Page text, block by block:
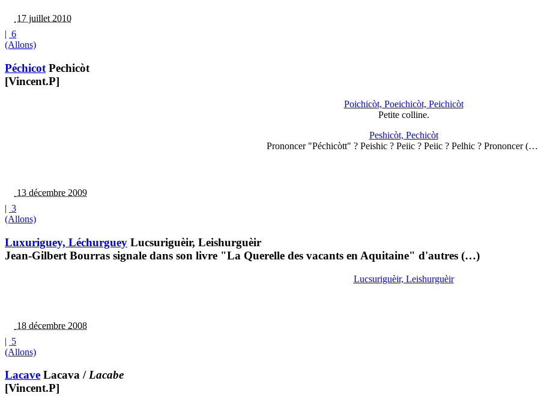
17 juillet 2010
| 6
(Allons)
Péchicot Pechicòt
[Vincent.P]
Poichicòt, Poeichicòt, Peichicòt
Petite colline.
Peshicòt, Pechicòt
Prononcer "Péchicòtt" ? Peishic ? Peiic ? Peiic ? Pelhic ? Prononcer
13 décembre 2009
| 3
(Allons)
Luxuriguey, Léchurguey Lucsuriguèir, Leishurguèir
Jean-Gilbert Bourras signale dans son livre "La Querelle des vacants en Aquitaine" d'autres (…)
Lucsuriguèir, Leishurguèir
18 décembre 2008
| 5
(Allons)
Lacave Lacava /Lacabe
[Vincent.P]